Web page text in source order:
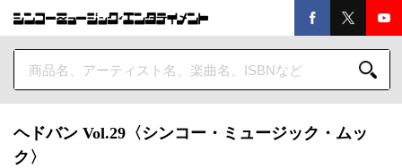
ヘドバン Vol.29〈シンコー・ミュージック・ムッ
ク〉